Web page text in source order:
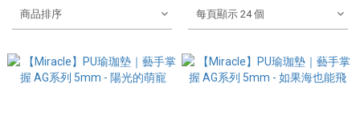
商品排序 每頁顯示 24 個